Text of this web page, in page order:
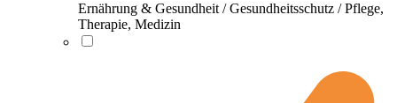
Ernährung & Gesundheit / Gesundheitsschutz / Pflege,
Therapie, Medizin